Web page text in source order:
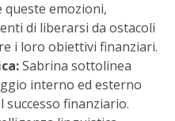
queste emozioni,
di liberarsi da ostacoli
i loro obiettivi finanziari.
Sabrina sottolinea
interno ed esterno
finanziario.